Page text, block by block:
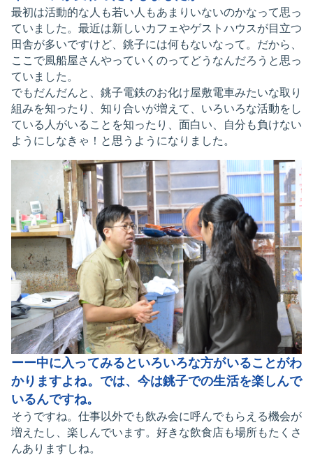
最初は活動的な人も若い人もあまりいないのかなって思っ
ていました。最近は新しいカフェやゲストハウスが目立つ
田舎が多いですけど、銚子には何もないなって。だから、
ここで風船屋さんやっていくのってどうなんだろうと思っ
ていました。
でもだんだんと、銚子電鉄のお化け屋敷電車みたいな取り
組みを知ったり、知り合いが増えて、いろいろな活動をし
ている人がいることを知ったり、面白い、自分も負けない
ようにしなきゃ！と思うようになりました。
ーー中に入ってみるといろいろな方がいることがわ
かりますよね。では、今は銚子での生活を楽しんで
いるんですね。
そうですね。仕事以外でも飲み会に呼んでもらえる機会が
増えたし、楽しんでいます。好きな飲食店も場所もたくさ
んありますしね。